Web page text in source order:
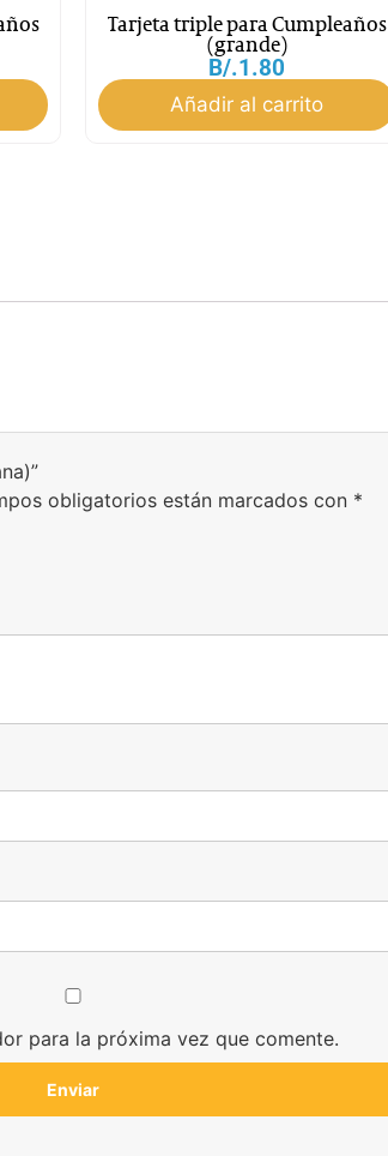
Tarjeta triple para Cumpleaños
(grande)
B/.1.80
Añadir al carrito
obligatorios están marcados con *
para la próxima vez que comente.